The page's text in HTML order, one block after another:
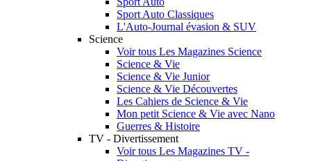
Sport Auto Classiques
L'Auto-Journal évasion & SUV
Science
Voir tous Les Magazines Science
Science & Vie
Science & Vie Junior
Science & Vie Découvertes
Les Cahiers de Science & Vie
Mon petit Science & Vie avec Nano
Guerres & Histoire
TV - Divertissement
Voir tous Les Magazines TV -